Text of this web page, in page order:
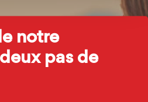
notre
pas de